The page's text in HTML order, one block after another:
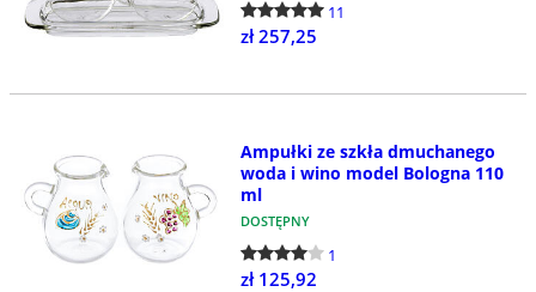
11
zł 257,25
Ampułki ze szkła dmuchanego
woda i wino model Bologna 110
ml
DOSTĘPNY
1
zł 125,92